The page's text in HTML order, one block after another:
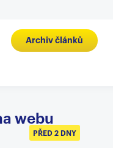
Archiv článků
webu
PŘED 2 DNY